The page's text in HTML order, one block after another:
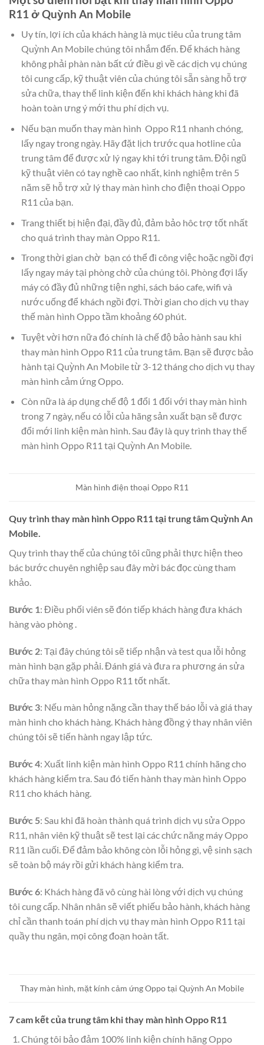
R11 ở Quỳnh An Mobile
Uy tín, lợi ích của khách hàng là mục tiêu của trung tâm
Quỳnh An Mobile chúng tôi nhắm đến. Để khách hàng
không phải phàn nàn bất cứ điều gì về các dịch vụ chúng
tôi cung cấp, kỹ thuật viên của chúng tôi sẵn sàng hỗ trợ
sửa chữa, thay thế linh kiện đến khi khách hàng khi đã
hoàn toàn ưng ý mới thu phí dịch vụ.
Nếu bạn muốn thay màn hình Oppo R11 nhanh chóng,
lấy ngay trong ngày. Hãy đặt lịch trước qua hotline của
trung tâm để được xử lý ngay khi tới trung tâm. Đội ngũ
kỹ thuật viên có tay nghề cao nhất, kinh nghiệm trên 5
năm sẽ hỗ trợ xử lý thay màn hình cho điện thoại Oppo
R11 của bạn.
Trang thiết bị hiện đại, đầy đủ, đảm bảo hôc trợ tốt nhất
cho quá trình thay màn Oppo R11.
Trong thời gian chờ bạn có thể đi công việc hoặc ngồi đợi
lấy ngay máy tại phòng chờ của chúng tôi. Phòng đợi lấy
máy có đầy đủ những tiện nghi, sách báo cafe, wifi và
nước uống để khách ngồi đợi. Thời gian cho dịch vụ thay
thế màn hình Oppo tầm khoảng 60 phút.
Tuyệt vời hơn nữa đó chính là chế độ bảo hành sau khi
thay màn hình Oppo R11 của trung tâm. Bạn sẽ được bảo
hành tại Quỳnh An Mobile từ 3-12 tháng cho dịch vụ thay
màn hình cảm ứng Oppo.
Còn nữa là áp dụng chế độ 1 đổi 1 đối với thay màn hình
trong 7 ngày, nếu có lỗi của hãng sản xuất bạn sẽ được
đổi mới linh kiện màn hình. Sau đây là quy trình thay thế
màn hình Oppo R11 tại Quỳnh An Mobile.
Màn hình điện thoại Oppo R11
Quy trình thay màn hình Oppo R11 tại trung tâm Quỳnh An
Mobile.
Quy trình thay thế của chúng tôi cũng phải thực hiện theo
bác bước chuyên nghiệp sau đây mời bác đọc cùng tham
khảo.
Bước 1: Điều phối viên sẽ đón tiếp khách hàng đưa khách
hàng vào phòng .
Bước 2: Tại đây chúng tôi sẽ tiếp nhận và test qua lỗi hỏng
màn hình bạn gặp phải. Đánh giá và đưa ra phương án sửa
chữa thay màn hình Oppo R11 tốt nhất.
Bước 3: Nếu màn hỏng nặng cần thay thế báo lỗi và giá thay
màn hình cho khách hàng. Khách hàng đồng ý thay nhân viên
chúng tôi sẽ tiến hành ngay lập tức.
Bước 4: Xuất linh kiện màn hình Oppo R11 chính hãng cho
khách hàng kiểm tra. Sau đó tiến hành thay màn hình Oppo
R11 cho khách hàng.
Bước 5: Sau khi đã hoàn thành quá trình dịch vụ sửa Oppo
R11, nhân viên kỹ thuật sẽ test lại các chức năng máy Oppo
R11 lần cuối. Để đảm bảo không còn lỗi hỏng gì, vệ sinh sạch
sẽ toàn bộ máy rồi gửi khách hàng kiểm tra.
Bước 6: Khách hàng đã vô cùng hài lòng với dịch vụ chúng
tôi cung cấp. Nhân nhân sẽ viết phiếu bảo hành, khách hàng
chỉ cần thanh toán phí dịch vụ thay màn hình Oppo R11 tại
quầy thu ngân, mọi công đoạn hoàn tất.
Thay màn hình, mặt kính cảm ứng Oppo tại Quỳnh An Mobile
7 cam kết của trung tâm khi thay màn hình Oppo R11
Chúng tôi bảo đảm 100% linh kiện chính hãng Oppo